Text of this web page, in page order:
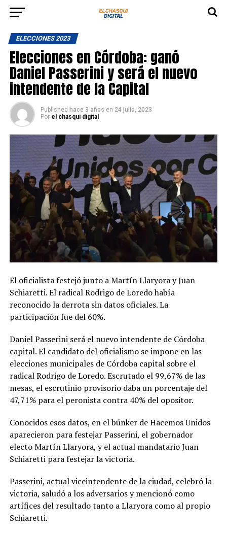
ELECCIONES 2023
Elecciones en Córdoba: ganó
Daniel Passerini y será el nuevo
intendente de la Capital
Published hace 3 años en 24 julio, 2023
Por el chasqui digital
El oficialista festejó junto a Martín Llaryora y Juan
Schiaretti. El radical Rodrigo de Loredo había
reconocido la derrota sin datos oficiales. La
participación fue del 60%.
Daniel Passerini será el nuevo intendente de Córdoba
capital. El candidato del oficialismo se impone en las
elecciones municipales de Córdoba capital sobre el
radical Rodrigo de Loredo. Escrutado el 99,67% de las
mesas, el escrutinio provisorio daba un porcentaje del
47,71% para el peronista contra 40% del opositor.
Conocidos esos datos, en el búnker de Hacemos Unidos
aparecieron para festejar Passerini, el gobernador
electo Martín Llaryora, y el actual mandatario Juan
Schiaretti para festejar la victoria.
Passerini, actual viceintendente de la ciudad, celebró la
victoria, saludó a los adversarios y mencionó como
artífices del resultado tanto a Llaryora como al propio
Schiaretti.